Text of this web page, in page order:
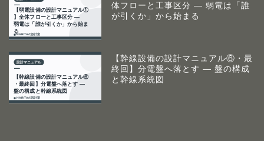
体フローと工事区分 ― 弱電は「誰
が引くか」から始まる
【幹線設備の設計マニュアル⑥・最
終回】分電盤へ落とす ― 盤の構成
と幹線系統図